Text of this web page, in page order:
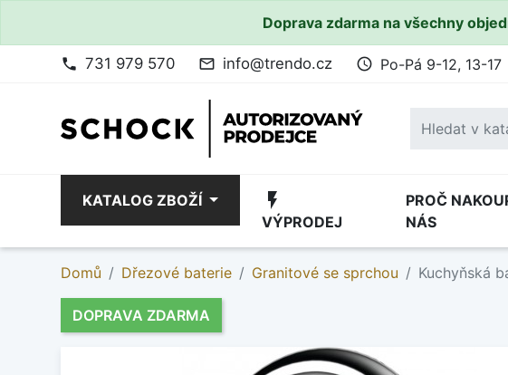
Doprava zdarma na všechny
phone 731 979 570 mail_outline info@trendo.cz access_time Po-Pá 9-12, 13-17
KATALOG ZBOŽÍ flash_on
VÝPRODEJ
PROČ
NÁS
Domů Dřezové baterie Granitové se sprchou Kuchyňská
DOPRAVA ZDARMA